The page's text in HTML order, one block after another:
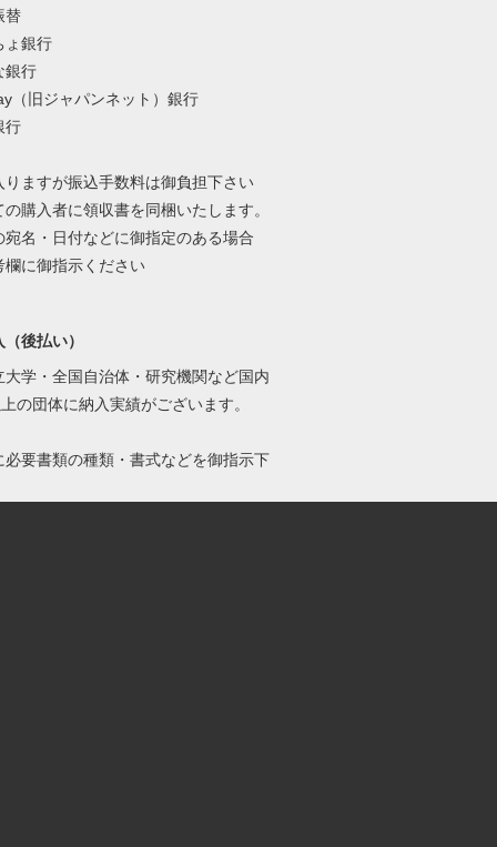
替
ょ銀行
銀行
（旧ジャパンネット）銀行
行
ますが振込手数料は御負担下さい
購入者に領収書を同梱いたします。
宛名・日付などに御指定のある場合
欄に御指示ください
後払い）
大学・全国自治体・研究機関など国内
の団体に納入実績がございます。
必要書類の種類・書式などを御指示下